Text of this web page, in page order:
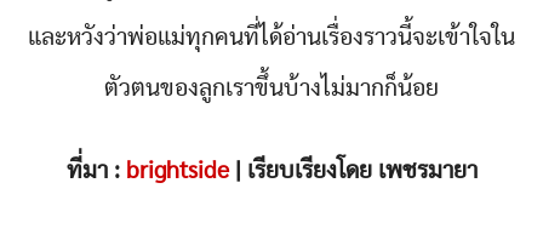
และหวังว่าพ่อแม่ทุกคนที่ได้อ่านเรื่องราวนี้จะเข้าใจใน
ตัวตนของลูกเราขึ้นบ้างไม่มากก็น้อย
ที่มา : brightside| เรียบเรียงโดย เพชรมายา